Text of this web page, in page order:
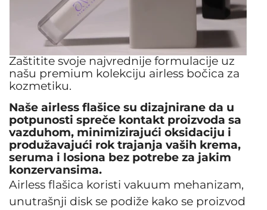
Zaštitite svoje najvrednije formulacije uz
našu premium kolekciju airless bočica za
kozmetiku.
Naše airless flašice su dizajnirane da u
potpunosti spreče kontakt proizvoda sa
vazduhom, minimizirajući oksidaciju i
produžavajući rok trajanja vaših krema,
seruma i losiona bez potrebe za jakim
konzervansima.
Airless flašica koristi vakuum mehanizam,
unutrašnji disk se podiže kako se proizvod